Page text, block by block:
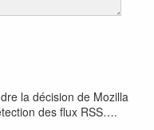
la décision de Mozilla
des flux RSS….